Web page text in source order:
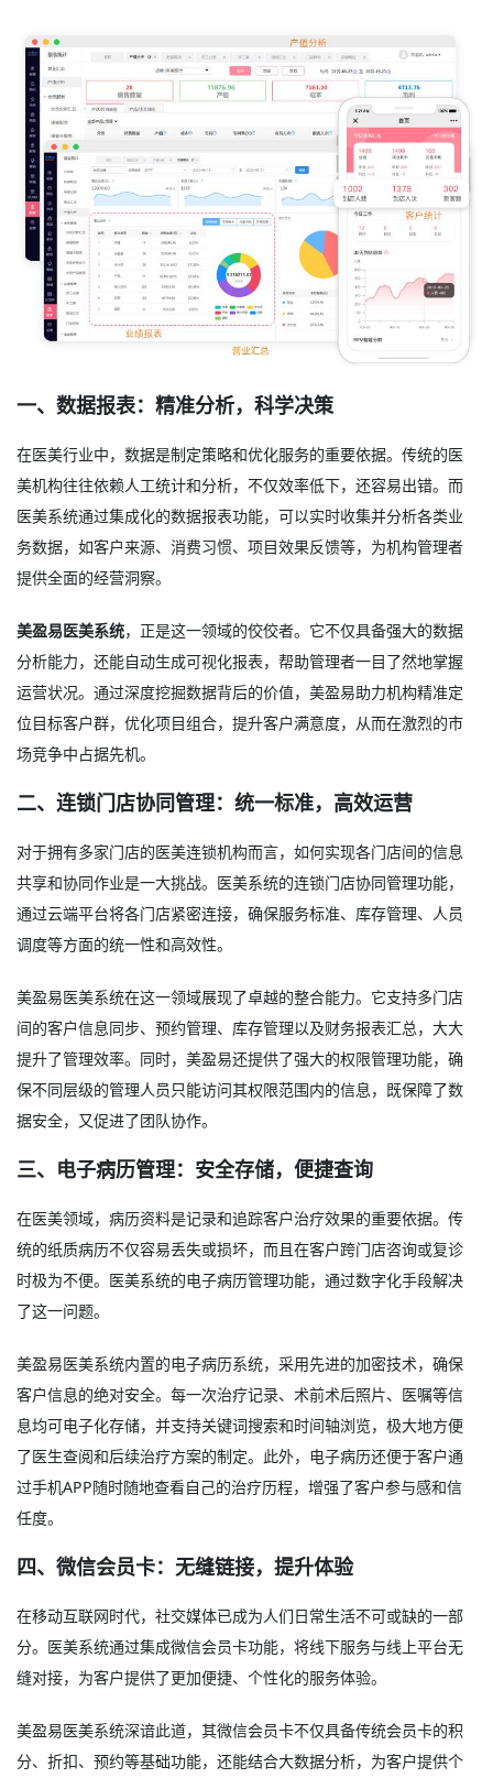
一、数据报表：精准分析，科学决策
在医美行业中，数据是制定策略和优化服务的重要依据。传统的医
美机构往往依赖人工统计和分析，不仅效率低下，还容易出错。而
医美系统通过集成化的数据报表功能，可以实时收集并分析各类业
务数据，如客户来源、消费习惯、项目效果反馈等，为机构管理者
提供全面的经营洞察。
美盈易医美系统，正是这一领域的佼佼者。它不仅具备强大的数据
分析能力，还能自动生成可视化报表，帮助管理者一目了然地掌握
运营状况。通过深度挖掘数据背后的价值，美盈易助力机构精准定
位目标客户群，优化项目组合，提升客户满意度，从而在激烈的市
场竞争中占据先机。
二、连锁门店协同管理：统一标准，高效运营
对于拥有多家门店的医美连锁机构而言，如何实现各门店间的信息
共享和协同作业是一大挑战。医美系统的连锁门店协同管理功能，
通过云端平台将各门店紧密连接，确保服务标准、库存管理、人员
调度等方面的统一性和高效性。
美盈易医美系统在这一领域展现了卓越的整合能力。它支持多门店
间的客户信息同步、预约管理、库存管理以及财务报表汇总，大大
提升了管理效率。同时，美盈易还提供了强大的权限管理功能，确
保不同层级的管理人员只能访问其权限范围内的信息，既保障了数
据安全，又促进了团队协作。
三、电子病历管理：安全存储，便捷查询
在医美领域，病历资料是记录和追踪客户治疗效果的重要依据。传
统的纸质病历不仅容易丢失或损坏，而且在客户跨门店咨询或复诊
时极为不便。医美系统的电子病历管理功能，通过数字化手段解决
了这一问题。
美盈易医美系统内置的电子病历系统，采用先进的加密技术，确保
客户信息的绝对安全。每一次治疗记录、术前术后照片、医嘱等信
息均可电子化存储，并支持关键词搜索和时间轴浏览，极大地方便
了医生查阅和后续治疗方案的制定。此外，电子病历还便于客户通
过手机APP随时随地查看自己的治疗历程，增强了客户参与感和信
任度。
四、微信会员卡：无缝链接，提升体验
在移动互联网时代，社交媒体已成为人们日常生活不可或缺的一部
分。医美系统通过集成微信会员卡功能，将线下服务与线上平台无
缝对接，为客户提供了更加便捷、个性化的服务体验。
美盈易医美系统深谙此道，其微信会员卡不仅具备传统会员卡的积
分、折扣、预约等基础功能，还能结合大数据分析，为客户提供个